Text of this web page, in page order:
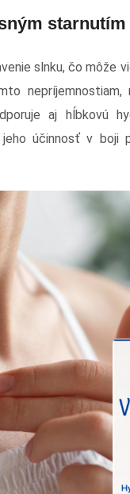
starnutím
slnku, čo môže
aj hĺbkovú
účinnosť v boji